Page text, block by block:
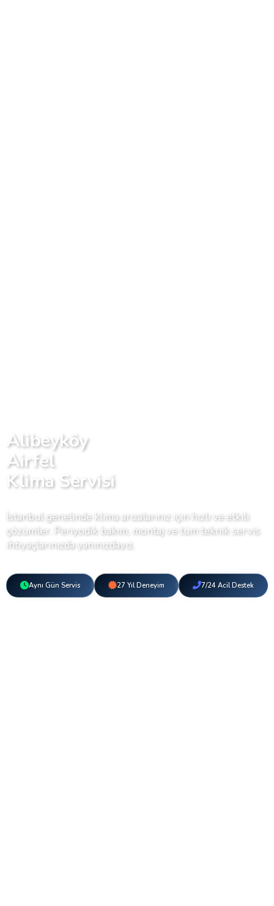
Alibeyköy
Airfel
Klima Servisi
İstanbul genelinde klima arızalarınız için hızlı ve etkili
çözümler. Periyodik bakım, montaj ve tüm teknik servis
ihtiyaçlarınızda yanınızdayız.
Aynı Gün Servis 27 Yıl Deneyim 7/24 Acil Destek